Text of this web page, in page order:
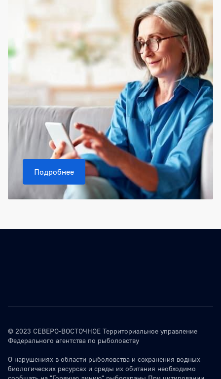
Подробнее
© 2023 СЕВЕРО-ВОСТОЧНОЕ Территориальное управление
Федерального агентства по рыболовству
О нарушениях в области рыболовства и сохранения водных
биологических ресурсах и среды их обитания необходимо